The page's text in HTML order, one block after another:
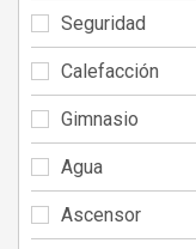
Seguridad
Calefacción
Gimnasio
Agua
Ascensor